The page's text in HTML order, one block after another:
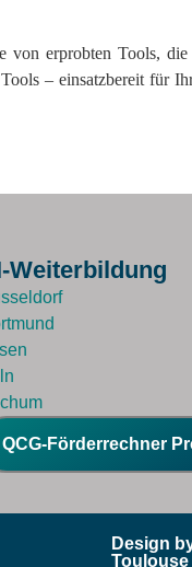
von erprobten Tools,
– einsatzbereit für
Weiterbildung
QCG-Förderrechner
Design
Toulouse